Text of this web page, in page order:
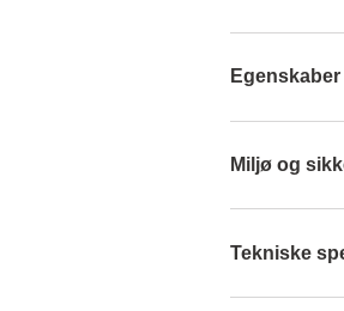
Egenskaber
Miljø og
Tekniske